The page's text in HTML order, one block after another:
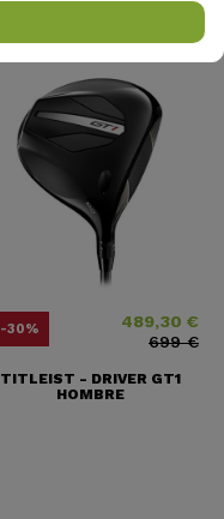
-30% Precio489,30 €
Precio base
699 €
TITLEIST - DRIVER GT1
HOMBRE